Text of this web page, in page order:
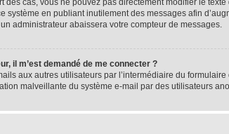
des cas, vous ne pouvez pas directement modifier le
système en publiant inutilement des messages afin
administrateur abaissera votre compteur de messages.
il m’est demandé de me connecter ?
aux autres utilisateurs par l’intermédiaire du
malveillante du système e-mail par des utilisateurs